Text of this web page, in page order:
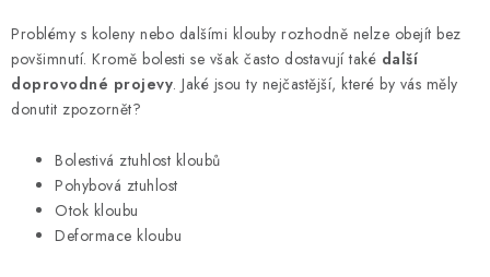
Problémy s koleny nebo dalšími klouby rozhodně nelze obejít bez
povšimnutí. Kromě bolesti se však často dostavují také další
doprovodné projevy. Jaké jsou ty nejčastější, které by vás měly
donutit zpozornět?
Bolestivá ztuhlost kloubů
Pohybová ztuhlost
Otok kloubu
Deformace kloubu